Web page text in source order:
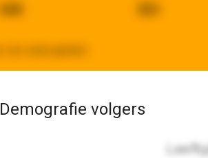
Demografie volgers